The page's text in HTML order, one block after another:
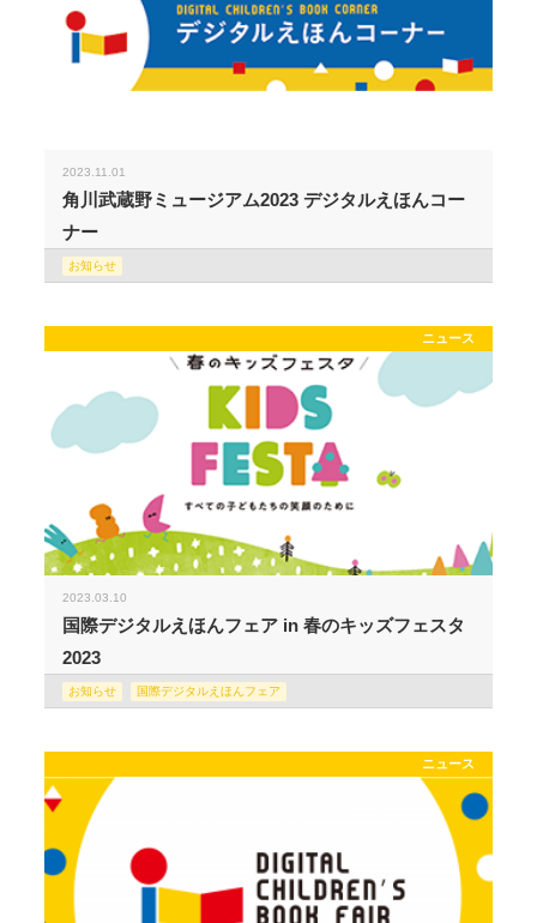
2023.11.01
角川武蔵野ミュージアム2023 デジタルえほんコー
ナー
お知らせ
ニュース
2023.03.10
国際デジタルえほんフェア in 春のキッズフェスタ
2023
お知らせ 国際デジタルえほんフェア
ニュース